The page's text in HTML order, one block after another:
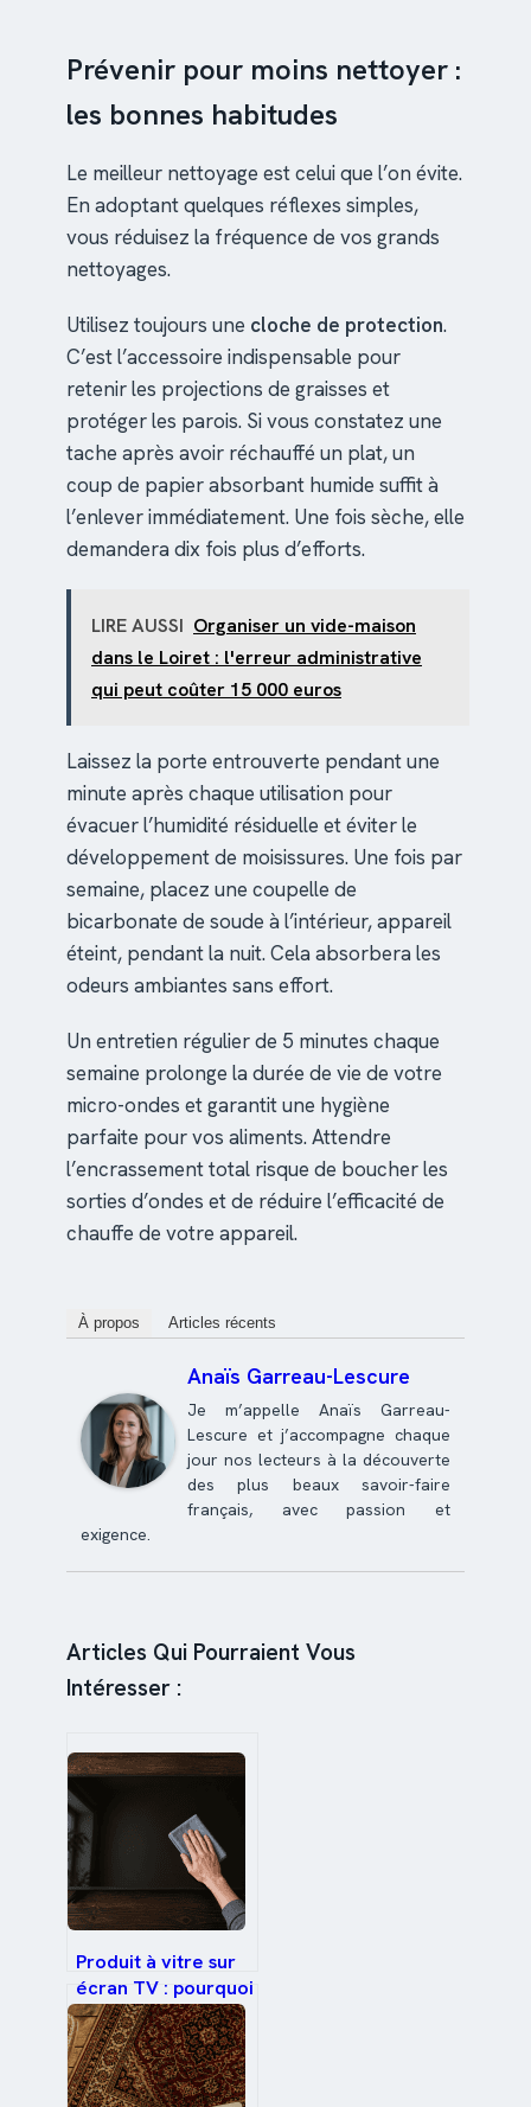
Prévenir pour moins nettoyer :
les bonnes habitudes
Le meilleur nettoyage est celui que l’on évite.
En adoptant quelques réflexes simples,
vous réduisez la fréquence de vos grands
nettoyages.
Utilisez toujours une cloche de protection.
C’est l’accessoire indispensable pour
retenir les projections de graisses et
protéger les parois. Si vous constatez une
tache après avoir réchauffé un plat, un
coup de papier absorbant humide suffit à
l’enlever immédiatement. Une fois sèche, elle
demandera dix fois plus d’efforts.
LIRE AUSSI Organiser un vide-maison
dans le Loiret : l'erreur administrative
qui peut coûter 15 000 euros
Laissez la porte entrouverte pendant une
minute après chaque utilisation pour
évacuer l’humidité résiduelle et éviter le
développement de moisissures. Une fois par
semaine, placez une coupelle de
bicarbonate de soude à l’intérieur, appareil
éteint, pendant la nuit. Cela absorbera les
odeurs ambiantes sans effort.
Un entretien régulier de 5 minutes chaque
semaine prolonge la durée de vie de votre
micro-ondes et garantit une hygiène
parfaite pour vos aliments. Attendre
l’encrassement total risque de boucher les
sorties d’ondes et de réduire l’efficacité de
chauffe de votre appareil.
À propos Articles récents
Anaïs Garreau-Lescure
Je m’appelle Anaïs Garreau-
Lescure et j’accompagne chaque
jour nos lecteurs à la découverte
des plus beaux savoir-faire
français, avec passion et
exigence.
Articles Qui Pourraient Vous
Intéresser :
Produit à vitre sur
écran TV : pourquoi
ce geste ruine
votre dalle OLED